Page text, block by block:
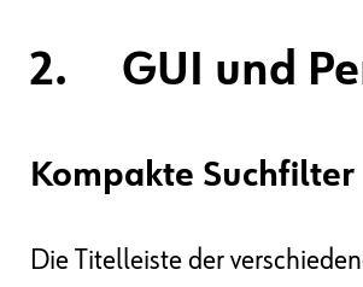
2. GUI und
Kompakte Suchfilter
Die Titelleiste der